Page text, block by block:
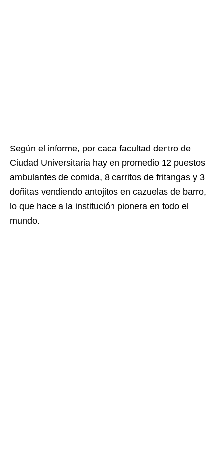
Según el informe, por cada facultad dentro de
Ciudad Universitaria hay en promedio 12 puestos
ambulantes de comida, 8 carritos de fritangas y 3
doñitas vendiendo antojitos en cazuelas de barro,
lo que hace a la institución pionera en todo el
mundo.